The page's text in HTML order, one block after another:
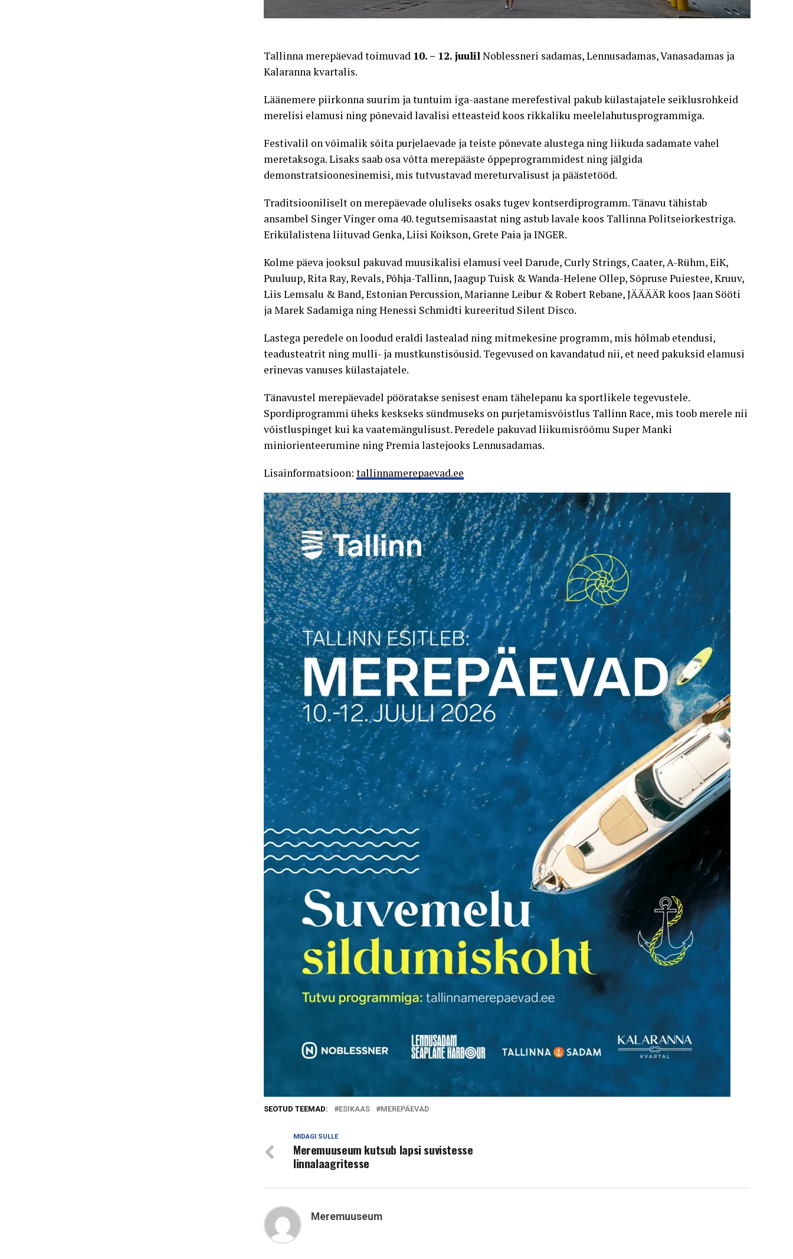
Tallinna merepäevad toimuvad 10. – 12. juulilNoblessneri sadamas, Lennusadamas, Vanasadamas ja
Kalaranna kvartalis.
Läänemere piirkonna suurim ja tuntuim iga-aastane merefestival pakub külastajatele seiklusrohkeid
merelisi elamusi ning põnevaid lavalisi etteasteid koos rikkaliku meelelahutusprogrammiga.
Festivalil on võimalik sõita purjelaevade ja teiste põnevate alustega ning liikuda sadamate vahel
meretaksoga. Lisaks saab osa võtta merepääste õppeprogrammidest ning jälgida
demonstratsioonesinemisi, mis tutvustavad mereturvalisust ja päästetööd.
Traditsiooniliselt on merepäevade oluliseks osaks tugev kontserdiprogramm. Tänavu tähistab
ansambel Singer Vinger oma 40. tegutsemisaastat ning astub lavale koos Tallinna Politseiorkestriga.
Erikülalistena liituvad Genka, Liisi Koikson, Grete Paia ja INGER.
Kolme päeva jooksul pakuvad muusikalisi elamusi veel Darude, Curly Strings, Caater, A-Rühm, EiK,
Puuluup, Rita Ray, Revals, Põhja-Tallinn, Jaagup Tuisk & Wanda-Helene Ollep, Sõpruse Puiestee, Kruuv,
Liis Lemsalu & Band, Estonian Percussion, Marianne Leibur & Robert Rebane, JÄÄÄÄR koos Jaan Sööti
ja Marek Sadamiga ning Henessi Schmidti kureeritud Silent Disco.
Lastega peredele on loodud eraldi lastealad ning mitmekesine programm, mis hõlmab etendusi,
teadusteatrit ning mulli- ja mustkunstisõusid. Tegevused on kavandatud nii, et need pakuksid elamusi
erinevas vanuses külastajatele.
Tänavustel merepäevadel pööratakse senisest enam tähelepanu ka sportlikele tegevustele.
Spordiprogrammi üheks keskseks sündmuseks on purjetamisvõistlus Tallinn Race, mis toob merele nii
võistluspinget kui ka vaatemängulisust. Peredele pakuvad liikumisrõõmu Super Manki
miniorienteerumine ning Premia lastejooks Lennusadamas.
Lisainformatsioon: tallinnamerepaevad.ee
SEOTUD TEEMAD: ESIKAAS MEREPÄEVAD
MIDAGI SULLE
Meremuuseum kutsub lapsi suvistesse
linnalaagritesse
Meremuuseum